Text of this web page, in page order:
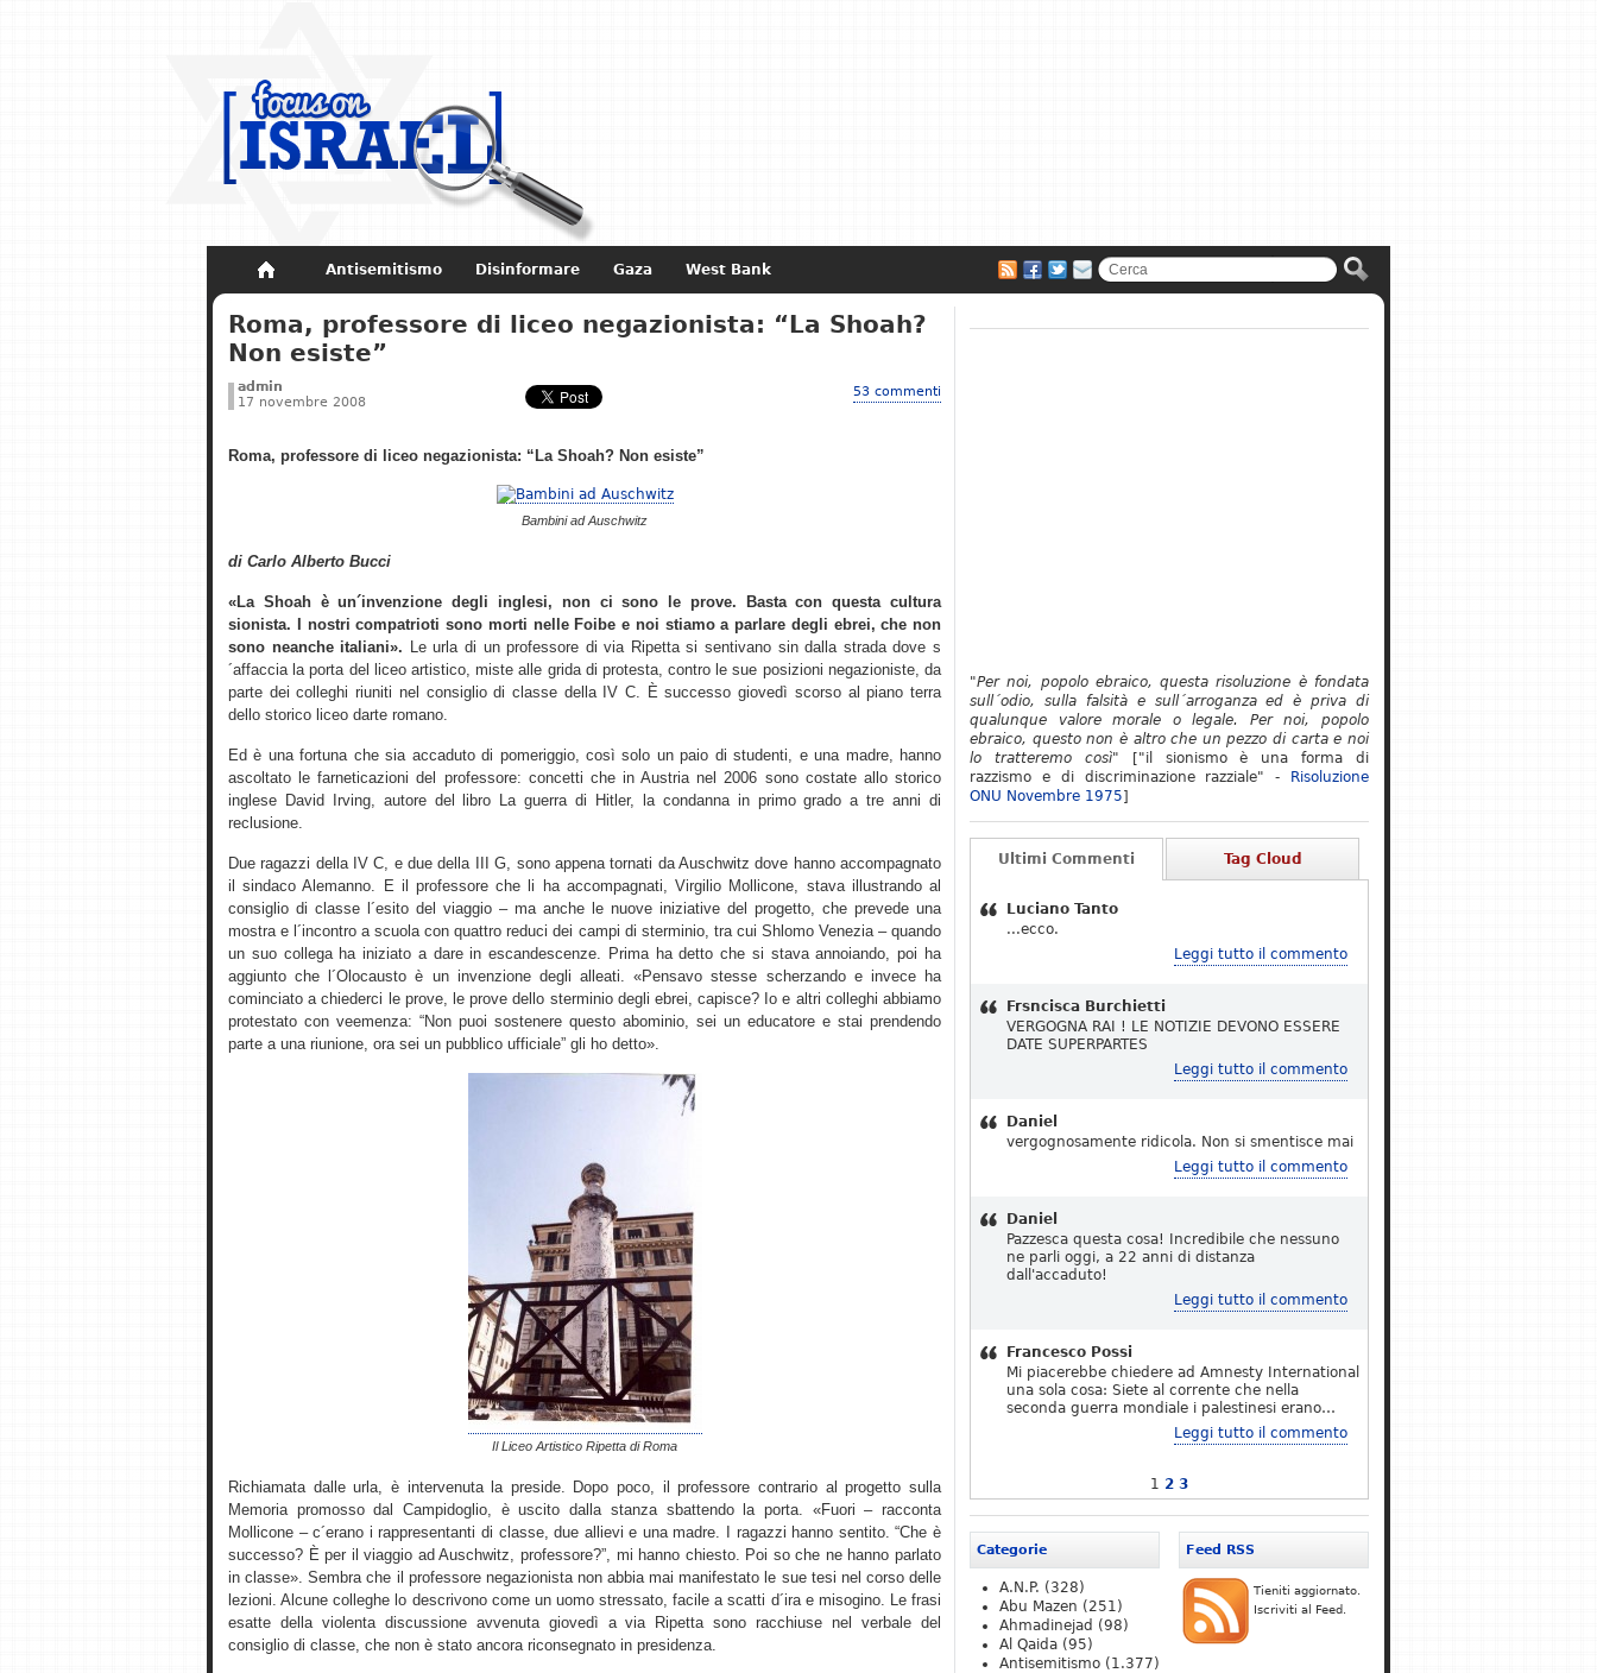
Antisemitismo Disinformare Gaza West Bank
Non dimenticare Storia di Israele
Roma, professore di liceo negazionista: “La Shoah?
Non esiste”
admin
17 novembre 2008
53 commenti
Roma, professore di liceo negazionista: “La Shoah? Non esiste”
Bambini ad Auschwitz
di Carlo Alberto Bucci
«La Shoah è un´invenzione degli inglesi, non ci sono le prove. Basta con questa cultura
sionista. I nostri compatrioti sono morti nelle Foibe e noi stiamo a parlare degli ebrei, che non
sono neanche italiani». Le urla di un professore di via Ripetta si sentivano sin dalla strada dove s
´affaccia la porta del liceo artistico, miste alle grida di protesta, contro le sue posizioni negazioniste, da
parte dei colleghi riuniti nel consiglio di classe della IV C. È successo giovedì scorso al piano terra
dello storico liceo darte romano.
Ed è una fortuna che sia accaduto di pomeriggio, così solo un paio di studenti, e una madre, hanno
ascoltato le farneticazioni del professore: concetti che in Austria nel 2006 sono costate allo storico
inglese David Irving, autore del libro La guerra di Hitler, la condanna in primo grado a tre anni di
reclusione.
Due ragazzi della IV C, e due della III G, sono appena tornati da Auschwitz dove hanno accompagnato
il sindaco Alemanno. E il professore che li ha accompagnati, Virgilio Mollicone, stava illustrando al
consiglio di classe l´esito del viaggio – ma anche le nuove iniziative del progetto, che prevede una
mostra e l´incontro a scuola con quattro reduci dei campi di sterminio, tra cui Shlomo Venezia – quando
un suo collega ha iniziato a dare in escandescenze. Prima ha detto che si stava annoiando, poi ha
aggiunto che l´Olocausto è un invenzione degli alleati. «Pensavo stesse scherzando e invece ha
cominciato a chiederci le prove, le prove dello sterminio degli ebrei, capisce? Io e altri colleghi abbiamo
protestato con veemenza: “Non puoi sostenere questo abominio, sei un educatore e stai prendendo
parte a una riunione, ora sei un pubblico ufficiale” gli ho detto».
Il Liceo Artistico Ripetta di Roma
Richiamata dalle urla, è intervenuta la preside. Dopo poco, il professore contrario al progetto sulla
Memoria promosso dal Campidoglio, è uscito dalla stanza sbattendo la porta. «Fuori – racconta
Mollicone – c´erano i rappresentanti di classe, due allievi e una madre. I ragazzi hanno sentito. “Che è
successo? È per il viaggio ad Auschwitz, professore?”, mi hanno chiesto. Poi so che ne hanno parlato
in classe». Sembra che il professore negazionista non abbia mai manifestato le sue tesi nel corso delle
lezioni. Alcune colleghe lo descrivono come un uomo stressato, facile a scatti d´ira e misogino. Le frasi
esatte della violenta discussione avvenuta giovedì a via Ripetta sono racchiuse nel verbale del
consiglio di classe, che non è stato ancora riconsegnato in presidenza.
"Per noi, popolo ebraico, questa risoluzione è fondata
sull´odio, sulla falsità e sull´arroganza ed è priva di
qualunque valore morale o legale. Per noi, popolo
ebraico, questo non è altro che un pezzo di carta e noi
lo tratteremo così" ["il sionismo è una forma di
razzismo e di discriminazione razziale" -
Risoluzione
ONU Novembre 1975]
Ultimi Commenti Tag Cloud
Luciano Tanto
...ecco.
Leggi tutto il commento
Frsncisca Burchietti
VERGOGNA RAI ! LE NOTIZIE DEVONO ESSERE
DATE SUPERPARTES
Leggi tutto il commento
Daniel
vergognosamente ridicola. Non si smentisce mai
Leggi tutto il commento
Daniel
Pazzesca questa cosa! Incredibile che nessuno
ne parli oggi, a 22 anni di distanza
dall'accaduto!
Leggi tutto il commento
Francesco Possi
Mi piacerebbe chiedere ad Amnesty International
una sola cosa: Siete al corrente che nella
seconda guerra mondiale i palestinesi erano…
Leggi tutto il commento
1 2 3
Feed RSS
Tieniti aggiornato.
Iscriviti al Feed.
Categorie
A.N.P. (328)
Abu Mazen (251)
Ahmadinejad (98)
Al Qaida (95)
Antisemitismo (1.377)